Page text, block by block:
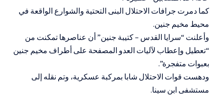
كما دمرت جرافات الاحتلال البنى التحتية والشوارع الواقعة في
محيط مخيم جنين.
وأعلنت “سرايا القدس – كتيبة جنين” أن عناصرها تمكنت من
“تعطيل وإعطاب لآليات العدو المصفحة على أطراف مخيم جنين
بعبوات متفجرة”.
ودهست قوات الاحتلال شابا بمركبة عسكرية، وتم نقله إلى
مستشفى ابن سينا.